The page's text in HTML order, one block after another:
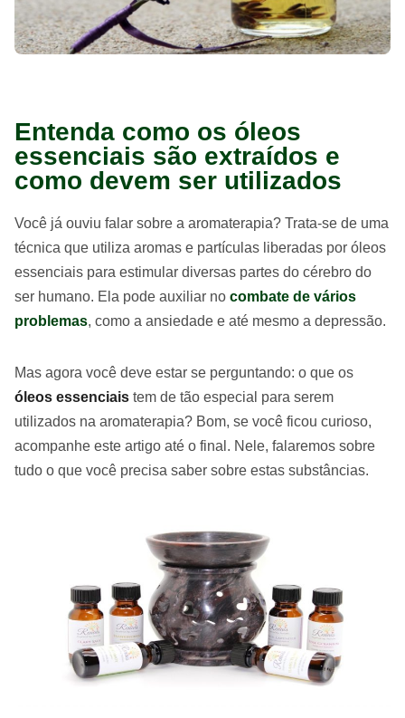
Entenda como os óleos
essenciais são extraídos e
como devem ser utilizados
Você já ouviu falar sobre a aromaterapia? Trata-se de uma
técnica que utiliza aromas e partículas liberadas por óleos
essenciais para estimular diversas partes do cérebro do
ser humano. Ela pode auxiliar no combate de vários
problemas, como a ansiedade e até mesmo a depressão.
Mas agora você deve estar se perguntando: o que os
óleos essenciais tem de tão especial para serem
utilizados na aromaterapia? Bom, se você ficou curioso,
acompanhe este artigo até o final. Nele, falaremos sobre
tudo o que você precisa saber sobre estas substâncias.